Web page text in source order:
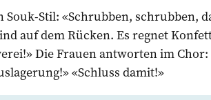
Stil: «Schrubben, schrubben,
auf dem Rücken. Es regnet
Die Frauen antworten im Chor:
«Schluss damit!»